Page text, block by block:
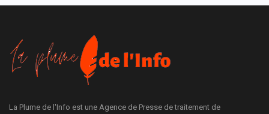
La Plume de l'Info est une Agence de Presse de traitement de